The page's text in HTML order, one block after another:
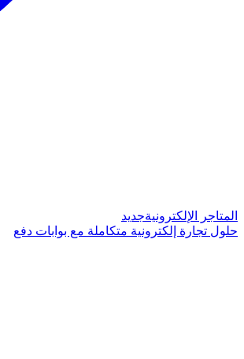
المتاجر الإلكترونيةجديد
حلول تجارة إلكترونية متكاملة مع بوابات دفع